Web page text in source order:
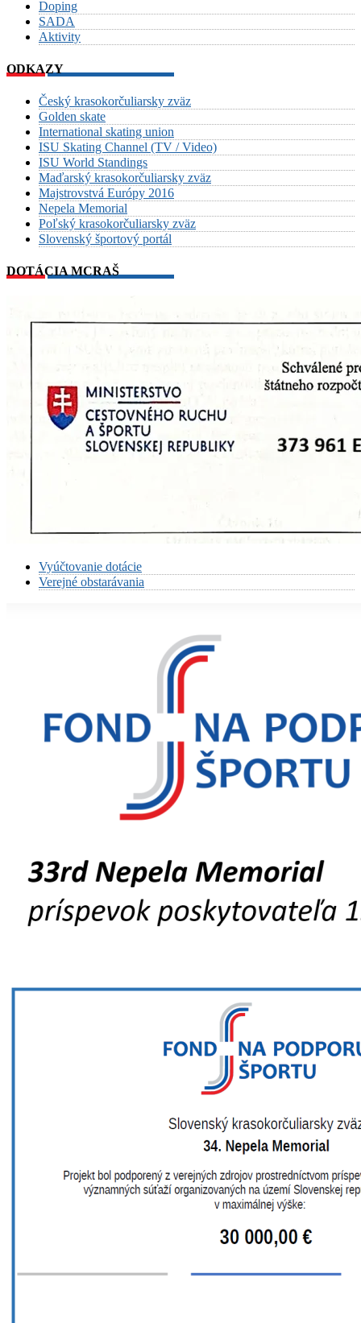
Doping
SADA
Aktivity
ODKAZY
Český krasokorčuliarsky zväz
Golden skate
International skating union
ISU Skating Channel (TV / Video)
ISU World Standings
Maďarský krasokorčuliarsky zväz
Majstrovstvá Európy 2016
Nepela Memorial
Poľský krasokorčuliarsky zväz
Slovenský športový portál
DOTÁCIA MCRAŠ
Vyúčtovanie dotácie
Verejné obstarávania